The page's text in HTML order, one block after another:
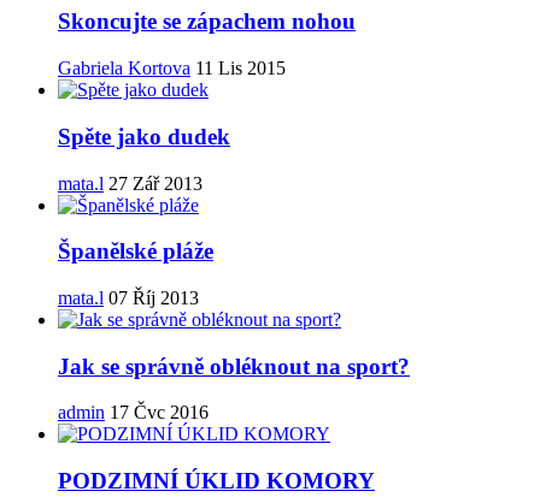
Skoncujte se zápachem nohou
Gabriela Kortova 11 Lis 2015
Spěte jako dudek
mata.l 27 Zář 2013
Španělské pláže
mata.l 07 Říj 2013
Jak se správně obléknout na sport?
admin 17 Čvc 2016
PODZIMNÍ ÚKLID KOMORY